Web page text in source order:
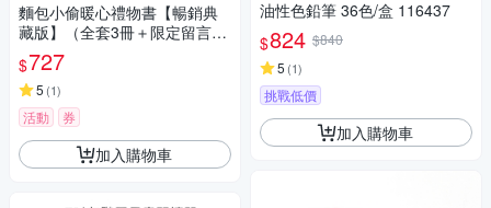
麵包小偷暖心禮物書【暢銷典
藏版】（全套3冊＋限定留言小
卡）【城邦讀書花園】
$727
5 (1)
活動 券
加入購物車
油性色鉛筆 36色/盒 116437
$824 $840
5 (1)
挑戰低價
加入購物車